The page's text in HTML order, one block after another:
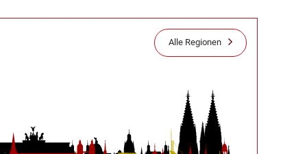
Alle Regionen